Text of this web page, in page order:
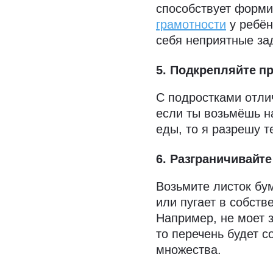
способствует
грамотности у
себя неприятные
5. Подкрепляйте
С подростками
если ты возьмёшь
еды, то я разрешу
6.
Возьмите листок
или пугает в
Например, не моет
то перечень будет
множества.